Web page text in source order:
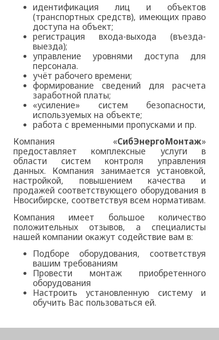
идентификация лиц и объектов
(транспортных средств), имеющих право
доступа на объект;
регистрация входа-выхода (въезда-
выезда);
управление уровнями доступа для
персонала.
учёт рабочего времени;
формирование сведений для расчета
заработной платы;
«усиление» систем безопасности,
используемых на объекте;
работа с временными пропусками и пр.
Компания «СибЭнергоМонтаж»
предоставляет комплексные услуги в
области систем контроля управления
данных. Компания занимается установкой,
настройкой, повышением качества и
продажей соответствующего оборудования в
Нвосибирске, соответствуя всем нормативам.
Компания имеет большое количество
положительных отзывов, а специалисты
нашей компании окажут содействие вам в:
Подборе оборудования, соответствуя
вашим требованиям
Провести монтаж приобретенного
оборудования
Настроить установленную систему и
обучить Вас пользоваться ей.